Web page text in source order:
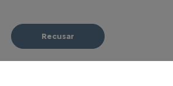
Comfort Drive
Recusar